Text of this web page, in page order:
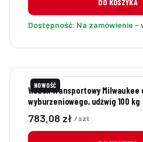
Dostępność: Na zamówienie -
NOWOŚĆ
Wózek transportowy Milwaukee
wyburzeniowego, udźwig 100 kg
Cena
783,08 zł / szt